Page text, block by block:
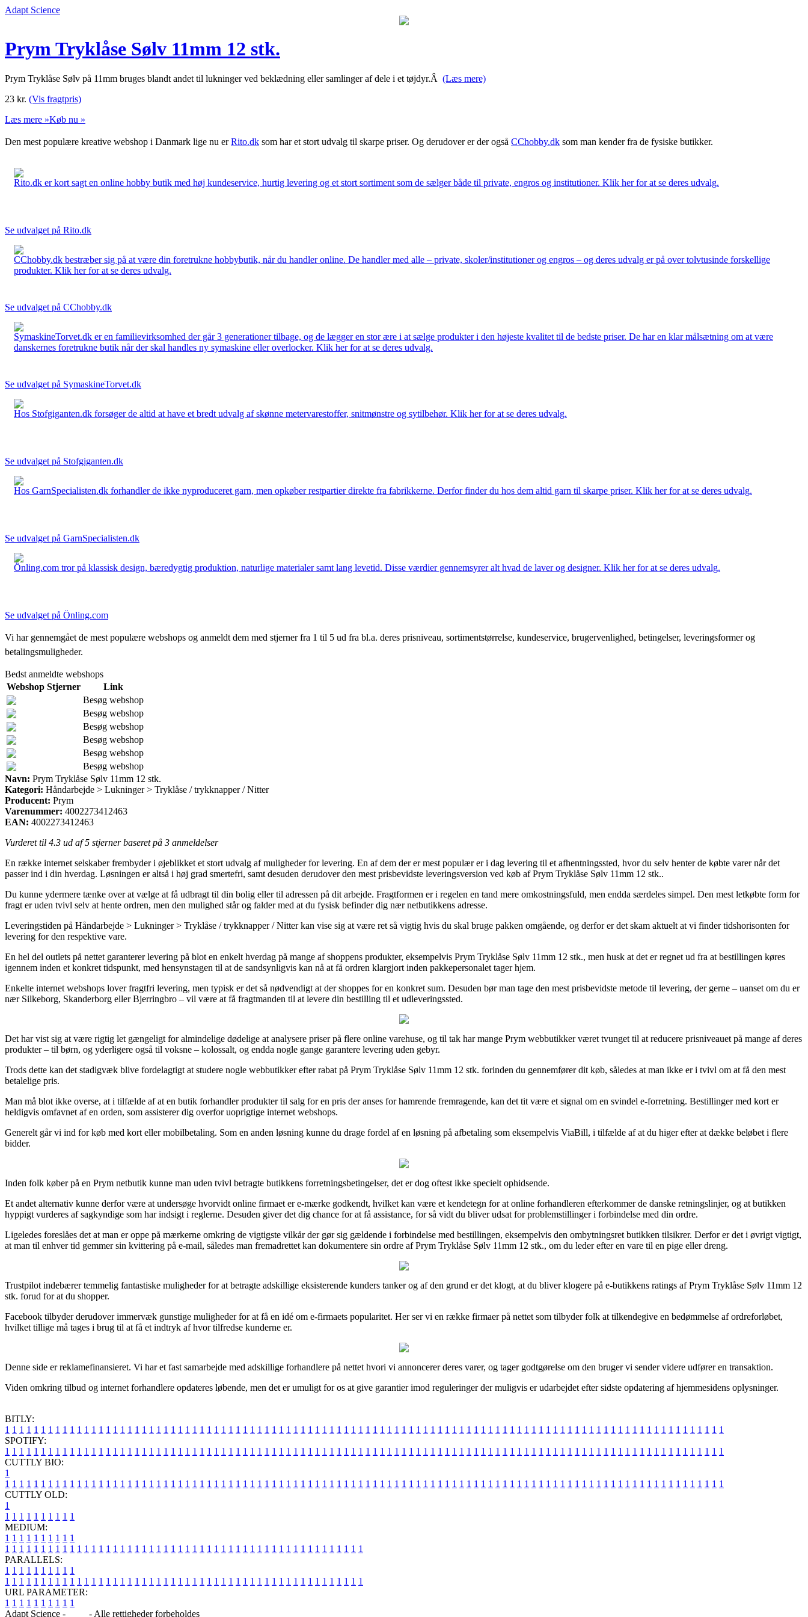
Adapt Science
Prym Tryklåse Sølv 11mm 12 stk.
Prym Tryklåse Sølv på 11mm bruges blandt andet til lukninger ved beklædning eller samlinger af dele i et tøjdyr.Â (Læs mere)
23 kr. (Vis fragtpris)
Læs mere »Køb nu »
Den mest populære kreative webshop i Danmark lige nu erRito.dk som har et stort udvalg til skarpe priser. Og derudover er der også CChobby.dk som man kender fra de fysiske butikker.
Rito.dk er kort sagt en online hobby butik med høj kundeservice, hurtig levering og et stort sortiment som de sælger både til private, engros og institutioner. Klik her for at se deres udvalg.
Se udvalget på Rito.dk
CChobby.dk bestræber sig på at være din foretrukne hobbybutik, når du handler online. De handler med alle – private, skoler/institutioner og engros – og deres udvalg er på over tolvtusinde forskellige
produkter. Klik her for at se deres udvalg.
Se udvalget på CChobby.dk
SymaskineTorvet.dk er en familievirksomhed der går 3 generationer tilbage, og de lægger en stor ære i at sælge produkter i den højeste kvalitet til de bedste priser. De har en klar målsætning om at være
danskernes foretrukne butik når der skal handles ny symaskine eller overlocker. Klik her for at se deres udvalg.
Se udvalget på SymaskineTorvet.dk
Hos Stofgiganten.dk forsøger de altid at have et bredt udvalg af skønne metervarestoffer, snitmønstre og sytilbehør. Klik her for at se deres udvalg.
Se udvalget på Stofgiganten.dk
Hos GarnSpecialisten.dk forhandler de ikke nyproduceret garn, men opkøber restpartier direkte fra fabrikkerne. Derfor finder du hos dem altid garn til skarpe priser. Klik her for at se deres udvalg.
Se udvalget på GarnSpecialisten.dk
Önling.com tror på klassisk design, bæredygtig produktion, naturlige materialer samt lang levetid. Disse værdier gennemsyrer alt hvad de laver og designer. Klik her for at se deres udvalg.
Se udvalget på Önling.com
Vi har gennemgået de mest populære webshops og anmeldt dem med stjerner fra 1 til 5 ud fra bl.a. deres prisniveau, sortimentstørrelse, kundeservice, brugervenlighed, betingelser, leveringsformer og
betalingsmuligheder.
Bedst anmeldte webshops
Webshop Stjerner
Link
Besøg webshop
Besøg webshop
Besøg webshop
Besøg webshop
Besøg webshop
Besøg webshop
Navn: Prym Tryklåse Sølv 11mm 12 stk.
Kategori: Håndarbejde > Lukninger > Tryklåse / trykknapper / Nitter
Producent: Prym
Varenummer: 4002273412463
EAN: 4002273412463
Vurderet til 4.3 ud af 5 stjerner baseret på 3 anmeldelser
En række internet selskaber frembyder i øjeblikket et stort udvalg af muligheder for levering. En af dem der er mest populær er i dag levering til et afhentningssted, hvor du selv henter de købte varer når det
passer ind i din hverdag. Løsningen er altså i høj grad smertefri, samt desuden derudover den mest prisbevidste leveringsversion ved køb af Prym Tryklåse Sølv 11mm 12 stk..
Du kunne ydermere tænke over at vælge at få udbragt til din bolig eller til adressen på dit arbejde. Fragtformen er i regelen en tand mere omkostningsfuld, men endda særdeles simpel. Den mest letkøbte form for
fragt er uden tvivl selv at hente ordren, men den mulighed står og falder med at du fysisk befinder dig nær netbutikkens adresse.
Leveringstiden på Håndarbejde > Lukninger > Tryklåse / trykknapper / Nitter kan vise sig at være ret så vigtig hvis du skal bruge pakken omgående, og derfor er det skam aktuelt at vi finder tidshorisonten for
levering for den respektive vare.
En hel del outlets på nettet garanterer levering på blot en enkelt hverdag på mange af shoppens produkter, eksempelvis Prym Tryklåse Sølv 11mm 12 stk., men husk at det er regnet ud fra at bestillingen køres
igennem inden et konkret tidspunkt, med hensynstagen til at de sandsynligvis kan nå at få ordren klargjort inden pakkepersonalet tager hjem.
Enkelte internet webshops lover fragtfri levering, men typisk er det så nødvendigt at der shoppes for en konkret sum. Desuden bør man tage den mest prisbevidste metode til levering, der gerne – uanset om du er
nær Silkeborg, Skanderborg eller Bjerringbro – vil være at få fragtmanden til at levere din bestilling til et udleveringssted.
Det har vist sig at være rigtig let gængeligt for almindelige dødelige at analysere priser på flere online varehuse, og til tak har mange Prym webbutikker været tvunget til at reducere prisniveauet på mange af deres
produkter – til børn, og yderligere også til voksne – kolossalt, og endda nogle gange garantere levering uden gebyr.
Trods dette kan det stadigvæk blive fordelagtigt at studere nogle webbutikker efter rabat på Prym Tryklåse Sølv 11mm 12 stk. forinden du gennemfører dit køb, således at man ikke er i tvivl om at få den mest
betalelige pris.
Man må blot ikke overse, at i tilfælde af at en butik forhandler produkter til salg for en pris der anses for hamrende fremragende, kan det tit være et signal om en svindel e-forretning. Bestillinger med kort er
heldigvis omfavnet af en orden, som assisterer dig overfor uoprigtige internet webshops.
Generelt går vi ind for køb med kort eller mobilbetaling. Som en anden løsning kunne du drage fordel af en løsning på afbetaling som eksempelvis ViaBill, i tilfælde af at du higer efter at dække beløbet i flere
bidder.
Inden folk køber på en Prym netbutik kunne man uden tvivl betragte butikkens forretningsbetingelser, det er dog oftest ikke specielt ophidsende.
Et andet alternativ kunne derfor være at undersøge hvorvidt online firmaet er e-mærke godkendt, hvilket kan være et kendetegn for at online forhandleren efterkommer de danske retningslinjer, og at butikken
hyppigt vurderes af sagkyndige som har indsigt i reglerne. Desuden giver det dig chance for at få assistance, for så vidt du bliver udsat for problemstillinger i forbindelse med din ordre.
Ligeledes foreslåes det at man er oppe på mærkerne omkring de vigtigste vilkår der gør sig gældende i forbindelse med bestillingen, eksempelvis den ombytningsret butikken tilsikrer. Derfor er det i øvrigt vigtigt,
at man til enhver tid gemmer sin kvittering på e-mail, således man fremadrettet kan dokumentere sin ordre af Prym Tryklåse Sølv 11mm 12 stk., om du leder efter en vare til en pige eller dreng.
Trustpilot indebærer temmelig fantastiske muligheder for at betragte adskillige eksisterende kunders tanker og af den grund er det klogt, at du bliver klogere på e-butikkens ratings af Prym Tryklåse Sølv 11mm 12
stk. forud for at du shopper.
Facebook tilbyder derudover immervæk gunstige muligheder for at få en idé om e-firmaets popularitet. Her ser vi en række firmaer på nettet som tilbyder folk at tilkendegive en bedømmelse af ordreforløbet,
hvilket tillige må tages i brug til at få et indtryk af hvor tilfredse kunderne er.
Denne side er reklamefinansieret. Vi har et fast samarbejde med adskillige forhandlere på nettet hvori vi annoncerer deres varer, og tager godtgørelse om den bruger vi sender videre udfører en transaktion.
Viden omkring tilbud og internet forhandlere opdateres løbende, men det er umuligt for os at give garantier imod reguleringer der muligvis er udarbejdet efter sidste opdatering af hjemmesidens oplysninger.
BITLY:
1 1 1 1 1 1 1 1 1 1 1 1 1 1 1 1 1 1 1 1 1 1 1 1 1 1 1 1 1 1 1 1 1 1 1 1 1 1 1 1 1 1 1 1 1 1 1 1 1 1 1 1 1 1 1 1 1 1 1 1 1 1 1 1 1 1 1 1 1 1 1 1 1 1 1 1 1 1 1 1 1 1 1 1 1 1 1 1 1 1 1 1 1 1 1 1 1 1 1 1
SPOTIFY:
1 1 1 1 1 1 1 1 1 1 1 1 1 1 1 1 1 1 1 1 1 1 1 1 1 1 1 1 1 1 1 1 1 1 1 1 1 1 1 1 1 1 1 1 1 1 1 1 1 1 1 1 1 1 1 1 1 1 1 1 1 1 1 1 1 1 1 1 1 1 1 1 1 1 1 1 1 1 1 1 1 1 1 1 1 1 1 1 1 1 1 1 1 1 1 1 1 1 1 1
CUTTLY BIO:
1
1 1 1 1 1 1 1 1 1 1 1 1 1 1 1 1 1 1 1 1 1 1 1 1 1 1 1 1 1 1 1 1 1 1 1 1 1 1 1 1 1 1 1 1 1 1 1 1 1 1 1 1 1 1 1 1 1 1 1 1 1 1 1 1 1 1 1 1 1 1 1 1 1 1 1 1 1 1 1 1 1 1 1 1 1 1 1 1 1 1 1 1 1 1 1 1 1 1 1 1
CUTTLY OLD:
1
1 1 1 1 1 1 1 1 1 1
MEDIUM:
1 1 1 1 1 1 1 1 1 1
1 1 1 1 1 1 1 1 1 1 1 1 1 1 1 1 1 1 1 1 1 1 1 1 1 1 1 1 1 1 1 1 1 1 1 1 1 1 1 1 1 1 1 1 1 1 1 1 1 1
PARALLELS:
1 1 1 1 1 1 1 1 1 1
1 1 1 1 1 1 1 1 1 1 1 1 1 1 1 1 1 1 1 1 1 1 1 1 1 1 1 1 1 1 1 1 1 1 1 1 1 1 1 1 1 1 1 1 1 1 1 1 1 1
URL PARAMETER:
1 1 1 1 1 1 1 1 1 1
Adapt Science -
- Alle rettigheder forbeholdes